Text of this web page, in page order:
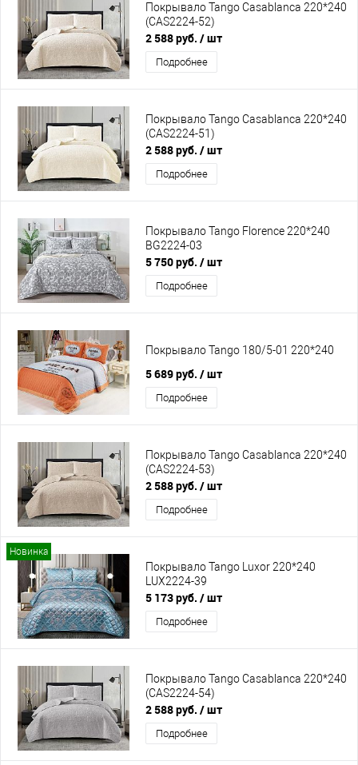
Покрывало Tango Casablanca 220*240
(CAS2224-52)
2 588 руб. / шт
Подробнее
Покрывало Tango Casablanca 220*240
(CAS2224-51)
2 588 руб. / шт
Подробнее
Покрывало Tango Florence 220*240
BG2224-03
5 750 руб. / шт
Подробнее
Покрывало Tango 180/5-01 220*240
5 689 руб. / шт
Подробнее
Покрывало Tango Casablanca 220*240
(CAS2224-53)
2 588 руб. / шт
Подробнее
Новинка
Покрывало Tango Luxor 220*240
LUX2224-39
5 173 руб. / шт
Подробнее
Покрывало Tango Casablanca 220*240
(CAS2224-54)
2 588 руб. / шт
Подробнее